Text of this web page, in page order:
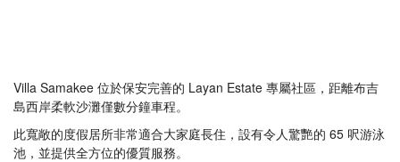
Villa Samakee 位於保安完善的 Layan Estate 專屬社區，距離布吉
島西岸柔軟沙灘僅數分鐘車程。
此寬敞的度假居所非常適合大家庭長住，設有令人驚艷的 65 呎游泳
池，並提供全方位的優質服務。